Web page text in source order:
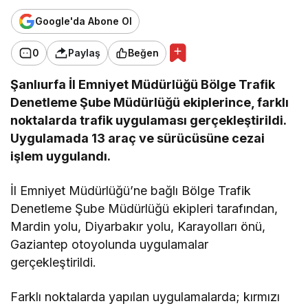
Google'da Abone Ol
0 Paylaş Beğen
Şanlıurfa İl Emniyet Müdürlüğü Bölge Trafik
Denetleme Şube Müdürlüğü ekiplerince, farklı
noktalarda trafik uygulaması gerçekleştirildi.
Uygulamada 13 araç ve sürücüsüne cezai
işlem uygulandı.
İl Emniyet Müdürlüğü’ne bağlı Bölge Trafik
Denetleme Şube Müdürlüğü ekipleri tarafından,
Mardin yolu, Diyarbakır yolu, Karayolları önü,
Gaziantep otoyolunda uygulamalar
gerçekleştirildi.
Farklı noktalarda yapılan uygulamalarda; kırmızı